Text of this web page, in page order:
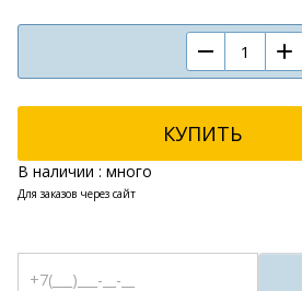
КУПИТЬ
В наличии : много
Для заказов через сайт